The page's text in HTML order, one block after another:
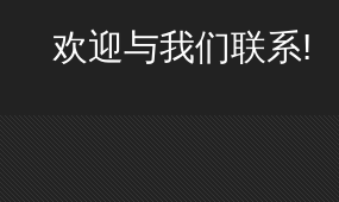
欢迎与我们联系!